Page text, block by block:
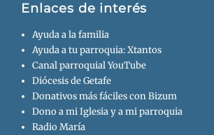
Enlaces de interés
Ayuda a la familia
Ayuda a tu parroquia: Xtantos
Canal parroquial YouTube
Diócesis de Getafe
Donativos más fáciles con Bizum
Dono a mi Iglesia y a mi parroquia
Radio María